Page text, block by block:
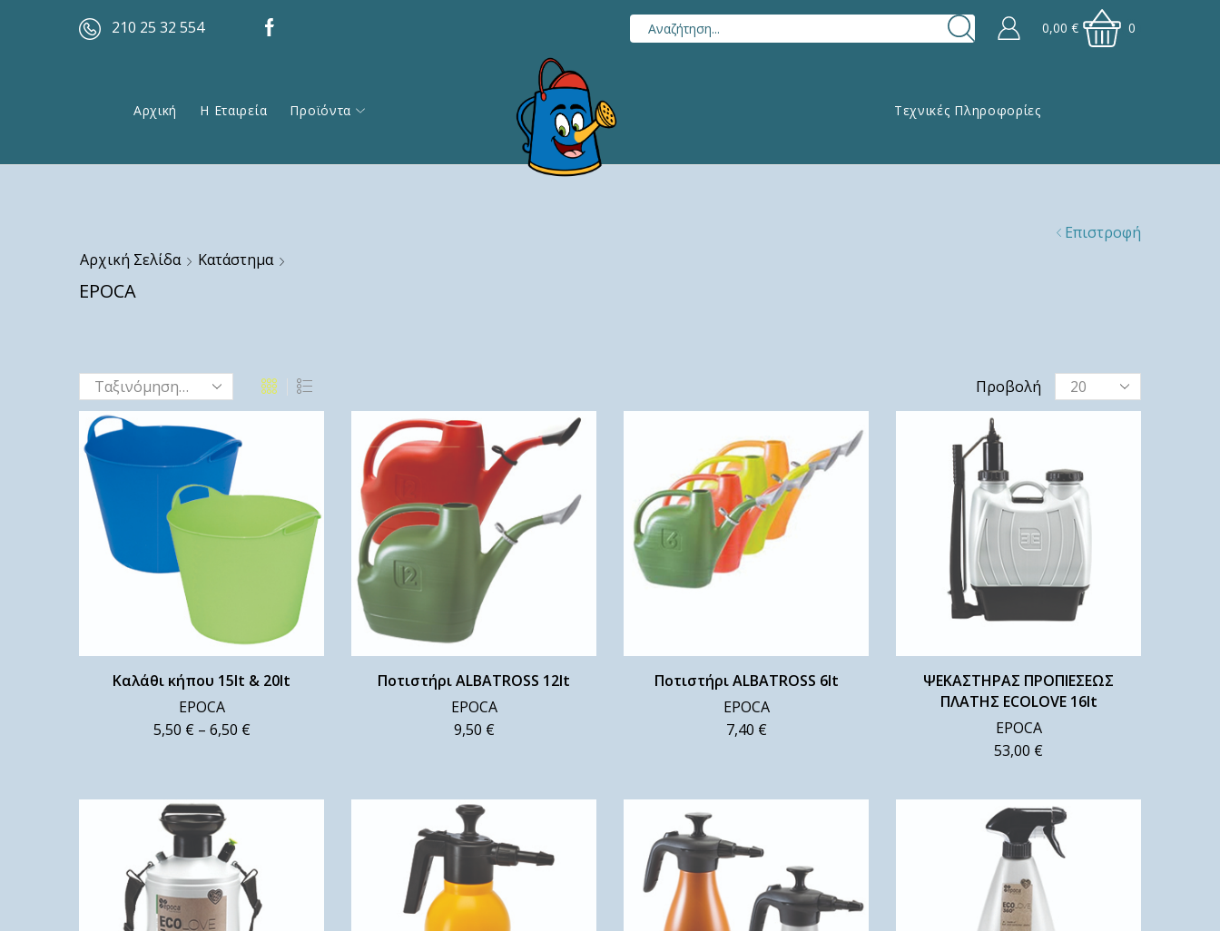
210 25 32 554 0,00€ 0
Αρχική Η Εταιρεία Προϊόντα Τεχνικές Πληροφορίες
Αρχική Σελίδα Κατάστημα
EPOCA
Επιστροφή
Προβολή
Καλάθι κήπου 15lt & 20lt
EPOCA
5,50 € – 6,50 €
Ποτιστήρι ALBATROSS 12lt
EPOCA
9,50 €
Ποτιστήρι ALBATROSS 6lt
EPOCA
7,40 €
ΨΕΚΑΣΤΗΡΑΣ ΠΡΟΠΙΕΣΕΩΣ
ΠΛΑΤΗΣ ECOLOVE 16lt
EPOCA
53,00 €